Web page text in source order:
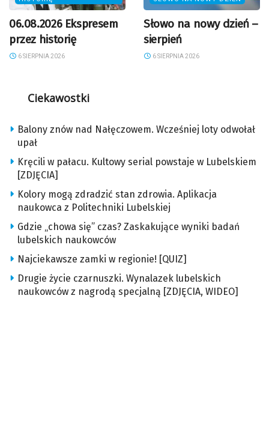
06.08.2026 Ekspresem
przez historię
6 SIERPNIA 2026
Słowo na nowy dzień –
sierpień
6 SIERPNIA 2026
Ciekawostki
Balony znów nad Nałęczowem. Wcześniej loty odwołał
upał
Kręcili w pałacu. Kultowy serial powstaje w Lubelskiem
[ZDJĘCIA]
Kolory mogą zdradzić stan zdrowia. Aplikacja
naukowca z Politechniki Lubelskiej
Gdzie „chowa się” czas? Zaskakujące wyniki badań
lubelskich naukowców
Najciekawsze zamki w regionie! [QUIZ]
Drugie życie czarnuszki. Wynalazek lubelskich
naukowców z nagrodą specjalną [ZDJĘCIA, WIDEO]